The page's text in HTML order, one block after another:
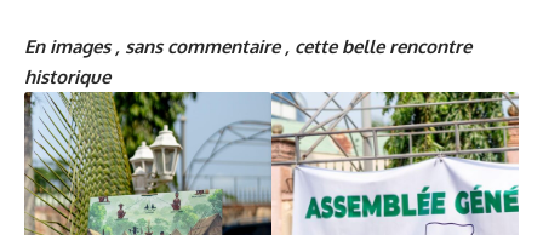
En images , sans commentaire , cette belle rencontre
historique